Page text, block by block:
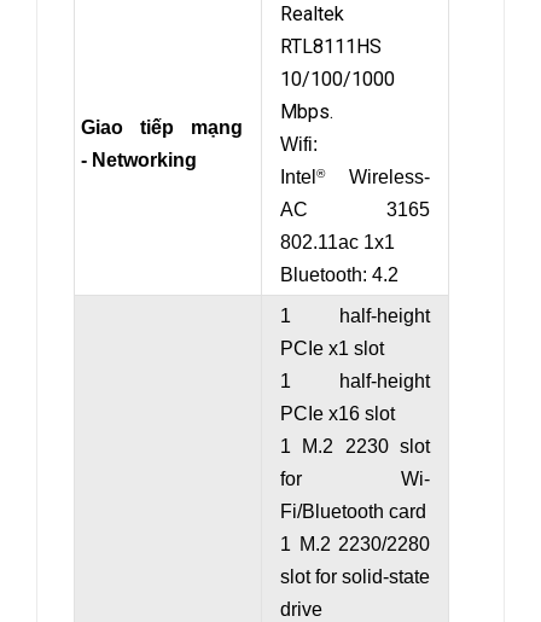
Giao tiếp mạng
- Networking
Realtek
RTL8111HS
10/100/1000
Mbps.
Wifi:
Intel ®Wireless-
AC 3165
802.11ac 1x1
Bluetooth: 4.2
1 half-height
PCIe x1 slot
1 half-height
PCIe x16 slot
1 M.2 2230 slot
for Wi-
Fi/Bluetooth card
1 M.2 2230/2280
slot for solid-state
drive